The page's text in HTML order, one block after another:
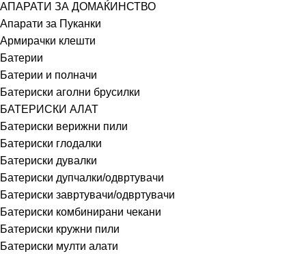
АПАРАТИ ЗА ДОМАЌИНСТВО
Апарати за Пуканки
Армирачки клешти
Батерии
Батерии и полначи
Батериски аголни брусилки
БАТЕРИСКИ АЛАТ
Батериски верижни пили
Батериски глодалки
Батериски дувалки
Батериски дупчалки/одвртувачи
Батериски завртувачи/одвртувачи
Батериски комбинирани чекани
Батериски кружни пили
Батериски мулти алати